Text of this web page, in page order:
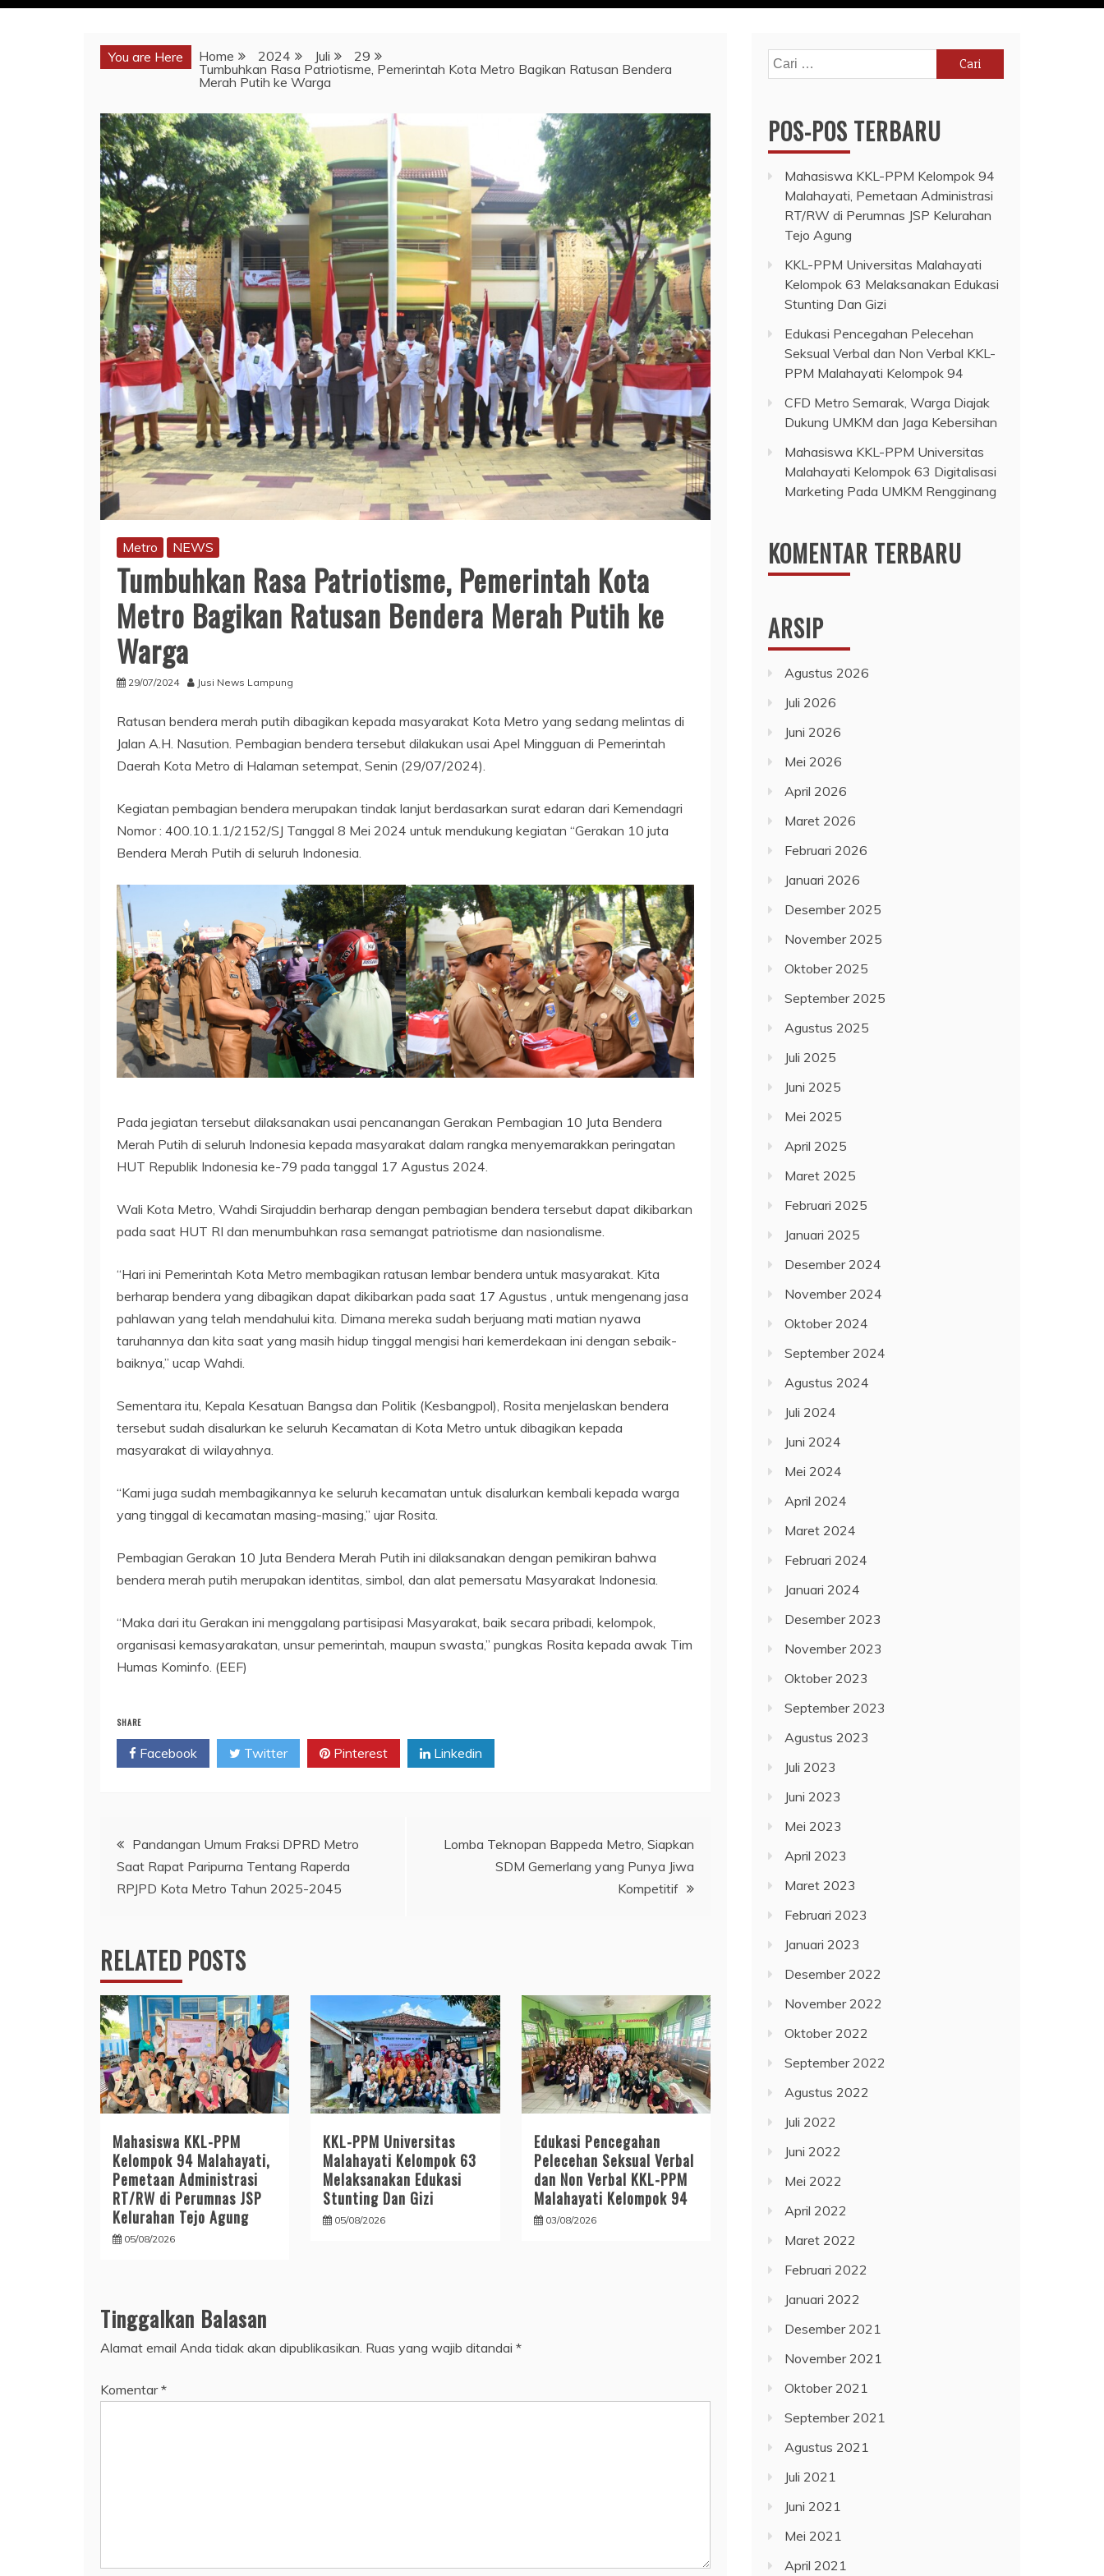
You are Here Home 2024 Juli
29
Tumbuhkan Rasa Patriotisme, Pemerintah Kota Metro Bagikan Ratusan Bendera
Merah Putih ke Warga
Metro NEWS
Tumbuhkan Rasa Patriotisme, Pemerintah Kota
Metro Bagikan Ratusan Bendera Merah Putih ke
Warga
29/07/2024 Jusi News Lampung
Ratusan bendera merah putih dibagikan kepada masyarakat Kota Metro yang sedang melintas di
Jalan A.H. Nasution. Pembagian bendera tersebut dilakukan usai Apel Mingguan di Pemerintah
Daerah Kota Metro di Halaman setempat, Senin (29/07/2024).
Kegiatan pembagian bendera merupakan tindak lanjut berdasarkan surat edaran dari Kemendagri
Nomor : 400.10.1.1/2152/SJ Tanggal 8 Mei 2024 untuk mendukung kegiatan “Gerakan 10 juta
Bendera Merah Putih di seluruh Indonesia.
Pada jegiatan tersebut dilaksanakan usai pencanangan Gerakan Pembagian 10 Juta Bendera
Merah Putih di seluruh Indonesia kepada masyarakat dalam rangka menyemarakkan peringatan
HUT Republik Indonesia ke-79 pada tanggal 17 Agustus 2024.
Wali Kota Metro, Wahdi Sirajuddin berharap dengan pembagian bendera tersebut dapat dikibarkan
pada saat HUT RI dan menumbuhkan rasa semangat patriotisme dan nasionalisme.
“Hari ini Pemerintah Kota Metro membagikan ratusan lembar bendera untuk masyarakat. Kita
berharap bendera yang dibagikan dapat dikibarkan pada saat 17 Agustus , untuk mengenang jasa
pahlawan yang telah mendahului kita. Dimana mereka sudah berjuang mati matian nyawa
taruhannya dan kita saat yang masih hidup tinggal mengisi hari kemerdekaan ini dengan sebaik-
baiknya,” ucap Wahdi.
Sementara itu, Kepala Kesatuan Bangsa dan Politik (Kesbangpol), Rosita menjelaskan bendera
tersebut sudah disalurkan ke seluruh Kecamatan di Kota Metro untuk dibagikan kepada
masyarakat di wilayahnya.
“Kami juga sudah membagikannya ke seluruh kecamatan untuk disalurkan kembali kepada warga
yang tinggal di kecamatan masing-masing,” ujar Rosita.
Pembagian Gerakan 10 Juta Bendera Merah Putih ini dilaksanakan dengan pemikiran bahwa
bendera merah putih merupakan identitas, simbol, dan alat pemersatu Masyarakat Indonesia.
“Maka dari itu Gerakan ini menggalang partisipasi Masyarakat, baik secara pribadi, kelompok,
organisasi kemasyarakatan, unsur pemerintah, maupun swasta,” pungkas Rosita kepada awak Tim
Humas Kominfo. (EEF)
SHARE
Facebook Twitter Pinterest Linkedin
Navigasi
pos
Pandangan Umum Fraksi DPRD Metro
Saat Rapat Paripurna Tentang Raperda
RPJPD Kota Metro Tahun 2025-2045
Lomba Teknopan Bappeda Metro, Siapkan
SDM Gemerlang yang Punya Jiwa
Kompetitif
RELATED POSTS
Mahasiswa KKL-PPM
Kelompok 94 Malahayati,
Pemetaan Administrasi
RT/RW di Perumnas JSP
Kelurahan Tejo Agung
05/08/2026
KKL-PPM Universitas
Malahayati Kelompok 63
Melaksanakan Edukasi
Stunting Dan Gizi
05/08/2026
Edukasi Pencegahan
Pelecehan Seksual Verbal
dan Non Verbal KKL-PPM
Malahayati Kelompok 94
03/08/2026
Tinggalkan Balasan
Alamat email Anda tidak akan dipublikasikan. Ruas yang wajib ditandai *
Komentar*
Cari
untuk:
POS-POS TERBARU
Mahasiswa KKL-PPM Kelompok 94
Malahayati, Pemetaan Administrasi
RT/RW di Perumnas JSP Kelurahan
Tejo Agung
KKL-PPM Universitas Malahayati
Kelompok 63 Melaksanakan Edukasi
Stunting Dan Gizi
Edukasi Pencegahan Pelecehan
Seksual Verbal dan Non Verbal KKL-
PPM Malahayati Kelompok 94
CFD Metro Semarak, Warga Diajak
Dukung UMKM dan Jaga Kebersihan
Mahasiswa KKL-PPM Universitas
Malahayati Kelompok 63 Digitalisasi
Marketing Pada UMKM Rengginang
KOMENTAR TERBARU
ARSIP
Agustus 2026
Juli 2026
Juni 2026
Mei 2026
April 2026
Maret 2026
Februari 2026
Januari 2026
Desember 2025
November 2025
Oktober 2025
September 2025
Agustus 2025
Juli 2025
Juni 2025
Mei 2025
April 2025
Maret 2025
Februari 2025
Januari 2025
Desember 2024
November 2024
Oktober 2024
September 2024
Agustus 2024
Juli 2024
Juni 2024
Mei 2024
April 2024
Maret 2024
Februari 2024
Januari 2024
Desember 2023
November 2023
Oktober 2023
September 2023
Agustus 2023
Juli 2023
Juni 2023
Mei 2023
April 2023
Maret 2023
Februari 2023
Januari 2023
Desember 2022
November 2022
Oktober 2022
September 2022
Agustus 2022
Juli 2022
Juni 2022
Mei 2022
April 2022
Maret 2022
Februari 2022
Januari 2022
Desember 2021
November 2021
Oktober 2021
September 2021
Agustus 2021
Juli 2021
Juni 2021
Mei 2021
April 2021